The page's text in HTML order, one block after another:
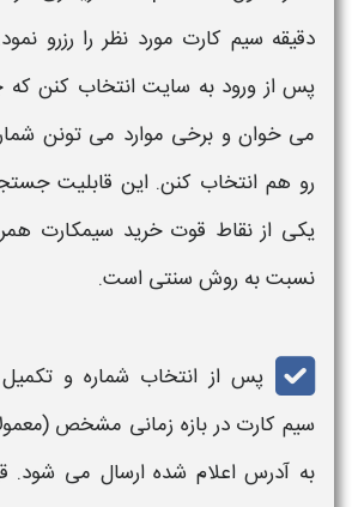
دقیقه سیم کارت مورد نظر را رزرو
پس از ورود به سایت انتخاب کنن
می خوان و برخی موارد می تونن
رو هم انتخاب کنن. این قابلیت
یکی از نقاط قوتخرید سیمکارت
نسبت به روش سنتی است.
پس از انتخاب شماره و
سیم کارت
به آدرس اعلام شده ارسال می شود.